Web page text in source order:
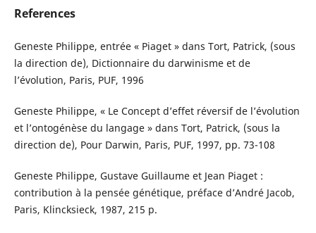
References
Geneste Philippe, entrée « Piaget » dans Tort, Patrick, (sous
la direction de), Dictionnaire du darwinisme et de
l’évolution, Paris, PUF, 1996
Geneste Philippe, « Le Concept d’effet réversif de l’évolution
et l’ontogénèse du langage » dans Tort, Patrick, (sous la
direction de), Pour Darwin, Paris, PUF, 1997, pp. 73-108
Geneste Philippe, Gustave Guillaume et Jean Piaget :
contribution à la pensée génétique, préface d’André Jacob,
Paris, Klincksieck, 1987, 215 p.